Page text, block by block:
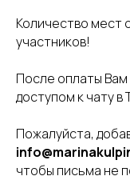
Количество мест
участников!
После оплаты Вам
доступом к чату в
Пожалуйста,
чтобы письма не